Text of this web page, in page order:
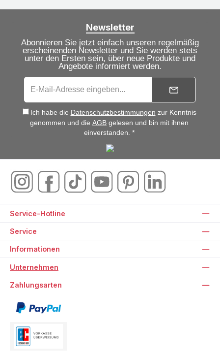
Newsletter
Abonnieren Sie jetzt einfach unseren regelmäßig
erscheinenden Newsletter und Sie werden stets
unter den Ersten sein, über neue Produkte und
Angebote informiert werden.
Ich habe die Datenschutzbestimmungen zur Kenntnis
genommen und die AGB gelesen und bin mit ihnen
einverstanden. *
Service-Hotline
Service
Informationen
Unternehmen
Zahlungsarten